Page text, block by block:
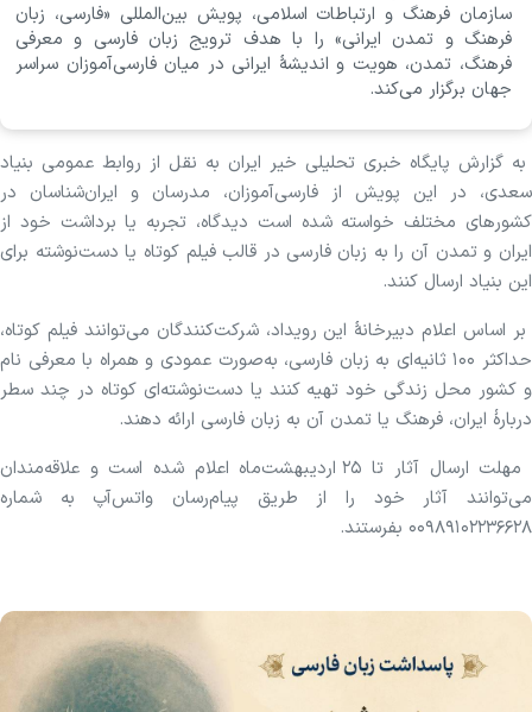
سازمان فرهنگ و ارتباطات اسلامی، پویش بین‌المللی «فارسی، زبان
فرهنگ و تمدن ایرانی» را با هدف ترویج زبان فارسی و معرفی
فرهنگ، تمدن، هویت و اندیشهٔ ایرانی در میان فارسی‌آموزان سراسر
جهان برگزار می‌کند.
به گزارش پایگاه خبری تحلیلی خیر ایران به نقل از روابط عمومی بنیاد
سعدی، در این پویش از فارسی‌آموزان، مدرسان و ایران‌شناسان در
کشورهای مختلف خواسته شده است دیدگاه، تجربه یا برداشت خود از
ایران و تمدن آن را به زبان فارسی در قالب فیلم کوتاه یا دست‌نوشته برای
این بنیاد ارسال کنند.
بر اساس اعلام دبیرخانۀ این رویداد، شرکت‌کنندگان می‌توانند فیلم کوتاه،
حداکثر ۱۰۰ ثانیه‌ای به زبان فارسی، به‌صورت عمودی و همراه با معرفی نام
و کشور محل زندگی خود تهیه کنند یا دست‌نوشته‌ای کوتاه در چند سطر
دربارهٔ ایران، فرهنگ یا تمدن آن به زبان فارسی ارائه دهند.
مهلت ارسال آثار تا ۲۵ اردیبهشت‌ماه اعلام شده است و علاقه‌مندان
می‌توانند آثار خود را از طریق پیام‌رسان واتس‌آپ به‌ شماره
۰۰۹۸۹۱۰۲۲۳۶۶۲۸ بفرستند.